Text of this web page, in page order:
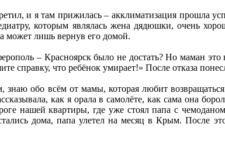
и я там прижилась – акклиматизация прошла
которым являлась жена дядюшки, очень
может лишь вернув его домой.
– Красноярск было не достать? Но маман это
что ребёнок умирает!» После отказа
обо всём от мамы, которая любит
как я орала в самолёте, как сама она
нашей квартиры, где уже стоял папа с
дома, папа улетел на месяц в Крым. После